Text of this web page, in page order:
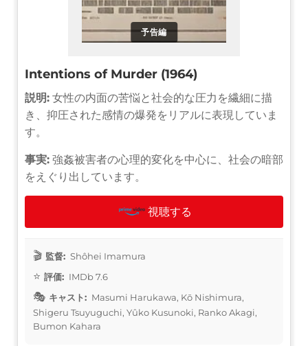
予告編
Intentions of Murder (1964)
説明: 女性の内面の苦悩と社会的な圧力を繊細に描
き、抑圧された感情の爆発をリアルに表現していま
す。
事実: 強姦被害者の心理的変化を中心に、社会の暗部
をえぐり出しています。
視聴する
監督: Shôhei Imamura
評価: IMDb 7.6
キャスト: Masumi Harukawa, Kō Nishimura,
Shigeru Tsuyuguchi, Yûko Kusunoki, Ranko Akagi,
Bumon Kahara